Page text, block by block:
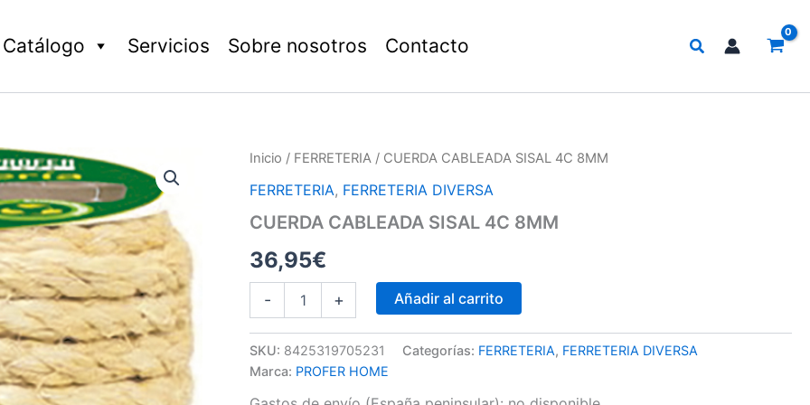
Catálogo Servicios Sobre nosotros Contacto Buscar
Inicio / FERRETERIA / CUERDA CABLEADA SISAL 4C 8MM
FERRETERIA, FERRETERIA DIVERSA
CUERDA CABLEADA SISAL 4C 8MM
36,95€
-
CUERDA
SISAL
8MM
+ Añadir al carrito
SKU: 8425319705231 Categorías: FERRETERIA, FERRETERIA DIVERSA
Marca: PROFER HOME